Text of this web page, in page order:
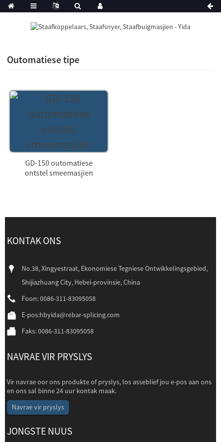
Outomatiese tipe
GD-150 outomatiese
ontstel smeemasjien
KONTAK ONS
No.38, Xingyestraat, Ekonomiese Tegniese Ontwikkelingsgebied,
Shijiazhuang City, Hebei-provinsie, China
Foon: 0086-311-83095058
E-pos:hbyida@rebar-splicing.com
Faks: 0086-311-83095058
NAVRAE VIR PRYSLYS
Vir navrae oor ons produkte of pryslys, los asseblief jou e-pos aan ons
en ons sal binne 24 uur kontak maak.
Navrae vir pryslys
JONGSTE NUUS